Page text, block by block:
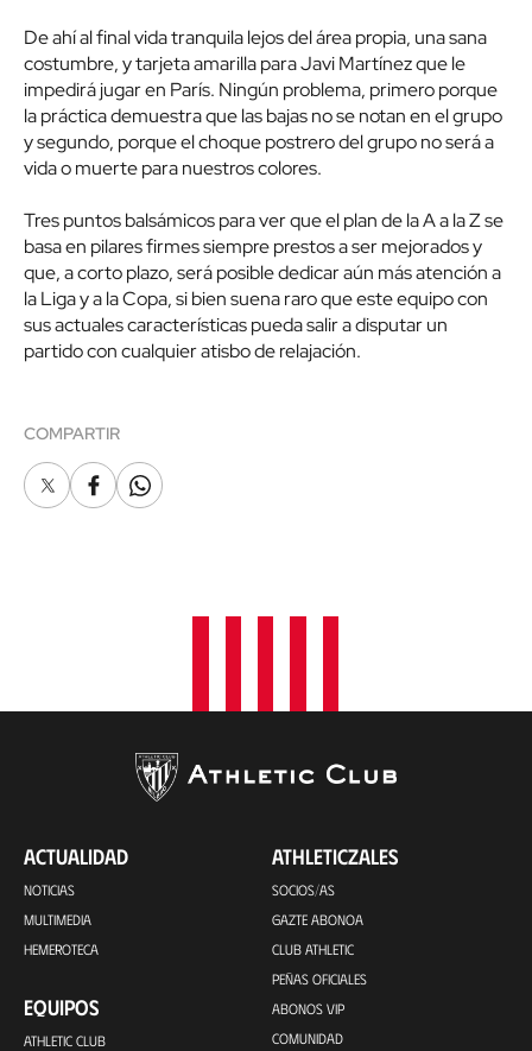
De ahí al final vida tranquila lejos del área propia, una sana
costumbre, y tarjeta amarilla para Javi Martínez que le
impedirá jugar en París. Ningún problema, primero porque
la práctica demuestra que las bajas no se notan en el grupo
y segundo, porque el choque postrero del grupo no será a
vida o muerte para nuestros colores.
Tres puntos balsámicos para ver que el plan de la A a la Z se
basa en pilares firmes siempre prestos a ser mejorados y
que, a corto plazo, será posible dedicar aún más atención a
la Liga y a la Copa, si bien suena raro que este equipo con
sus actuales características pueda salir a disputar un
partido con cualquier atisbo de relajación.
COMPARTIR
X FacebookWhatsapp
ACTUALIDAD
NOTICIAS
MULTIMEDIA
HEMEROTECA
EQUIPOS
ATHLETIC CLUB
ATHLETICZALES
SOCIOS/AS
GAZTE ABONOA
CLUB ATHLETIC
PEÑAS OFICIALES
ABONOS VIP
COMUNIDAD